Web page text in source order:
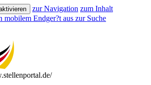
zur Navigation zum Inhalt
mobilem Endger?t aus zur Suche